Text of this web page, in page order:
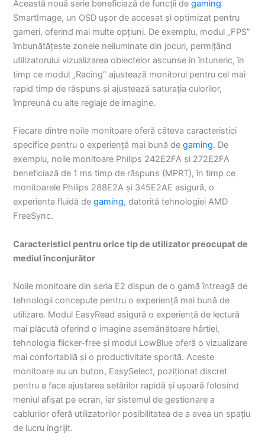
Această nouă serie beneficiază de funcții degaming
SmartImage, un OSD ușor de accesat și optimizat pentru
gameri, oferind mai multe opțiuni. De exemplu, modul „FPS”
îmbunătățește zonele neiluminate din jocuri, permițând
utilizatorului vizualizarea obiectelor ascunse în întuneric, în
timp ce modul „Racing” ajustează monitorul pentru cel mai
rapid timp de răspuns și ajustează saturația culorilor,
împreună cu alte reglaje de imagine.
Fiecare dintre noile monitoare oferă câteva caracteristici
specifice pentru o experiență mai bună degaming. De
exemplu, noile monitoare Philips 242E2FA și 272E2FA
beneficiază de 1 ms timp de răspuns (MPRT), în timp ce
monitoarele Philips 288E2A și 345E2AE asigură, o
experienta fluidă degaming, datorită tehnologiei AMD
FreeSync.
Caracteristici pentru orice tip de utilizator preocupat de
mediul înconjurător
Noile monitoare din seria E2 dispun de o gamă întreagă de
tehnologii concepute pentru o experiență mai bună de
utilizare. Modul EasyRead asigură o experiență de lectură
mai plăcută oferind o imagine asemănătoare hârtiei,
tehnologia flicker-free și modul LowBlue oferă o vizualizare
mai confortabilă și o productivitate sporită. Aceste
monitoare au un buton, EasySelect, poziționat discret
pentru a face ajustarea setărilor rapidă și ușoară folosind
meniul afișat pe ecran, iar sistemul de gestionare a
cablurilor oferă utilizatorilor posibilitatea de a avea un spațiu
de lucru îngrijit.